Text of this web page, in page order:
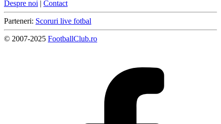
Despre noi | Contact
Parteneri: Scoruri live fotbal
© 2007-2025 FootballClub.ro